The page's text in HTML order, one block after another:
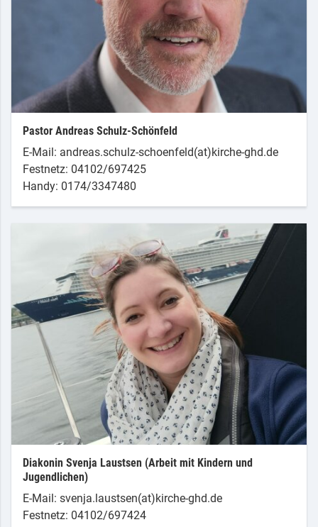
Pastor Andreas Schulz-Schönfeld
E-Mail: andreas.schulz-schoenfeld(at)kirche-ghd.de
Festnetz: 04102/697425
Handy: 0174/3347480
Diakonin Svenja Laustsen (Arbeit mit Kindern und
Jugendlichen)
E-Mail: svenja.laustsen(at)kirche-ghd.de
Festnetz: 04102/697424